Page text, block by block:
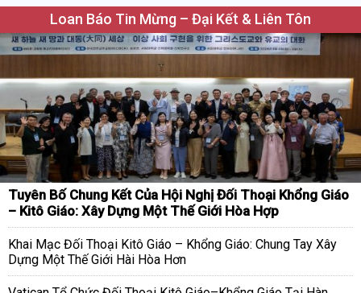
Loan Báo Tin Mừng – Đại Kết & Liên Tôn
Tuyên Bố Chung Kết Của Hội Nghị Đối Thoại Khổng Giáo
– Kitô Giáo: Xây Dựng Một Thế Giới Hòa Hợp
Khai Mạc Đối Thoại Kitô Giáo – Khổng Giáo: Chung Tay Xây
Dựng Một Thế Giới Hài Hòa Hơn